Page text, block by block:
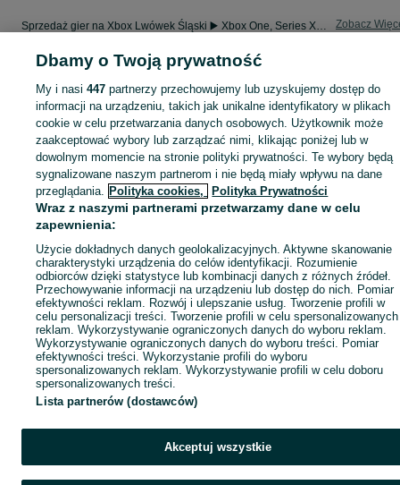
Sprzedaż gier na Xbox Lwówek Śląski ▶️ Xbox One, Series X/S i inne ✅ Nowe i używane w atrakcyjnych cenach ☝ Sprawdź ogłoszenia i kupuj online na OLX.pl! Zobacz
Mapa kategorii
Mapa miejscowości
Mapa ministron
Popularne wyszukiwania
Dbamy o Twoją prywatność
My i nasi447 partnerzy przechowujemy lub uzyskujemy dostęp do
informacji na urządzeniu, takich jak unikalne identyfikatory w plikach
cookie w celu przetwarzania danych osobowych. Użytkownik może
zaakceptować wybory lub zarządzać nimi, klikając poniżej lub w
dowolnym momencie na stronie polityki prywatności. Te wybory będą
sygnalizowane naszym partnerom i nie będą miały wpływu na dane
przeglądania. Polityka cookies, Polityka Prywatności
Wraz z naszymi partnerami przetwarzamy dane w celu
zapewnienia:
Użycie dokładnych danych geolokalizacyjnych. Aktywne skanowanie
charakterystyki urządzenia do celów identyfikacji. Rozumienie
odbiorców dzięki statystyce lub kombinacji danych z różnych źródeł.
Przechowywanie informacji na urządzeniu lub dostęp do nich. Pomiar
efektywności reklam. Rozwój i ulepszanie usług. Tworzenie profili w
celu personalizacji treści. Tworzenie profili w celu spersonalizowanych
reklam. Wykorzystywanie ograniczonych danych do wyboru reklam.
Wykorzystywanie ograniczonych danych do wyboru treści. Pomiar
efektywności treści. Wykorzystanie profili do wyboru
spersonalizowanych reklam. Wykorzystywanie profili w celu doboru
spersonalizowanych treści.
Lista partnerów (dostawców)
Akceptuj wszystkie